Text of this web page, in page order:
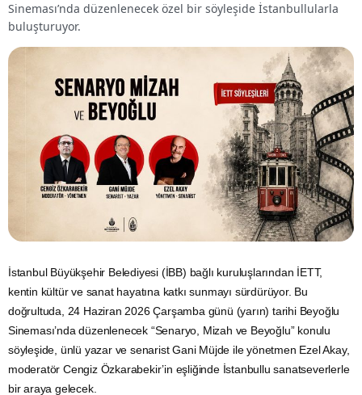
Sineması’nda düzenlenecek özel bir söyleşide İstanbullularla
buluşturuyor.
İstanbul Büyükşehir Belediyesi (İBB) bağlı kuruluşlarından İETT,
kentin kültür ve sanat hayatına katkı sunmayı sürdürüyor. Bu
doğrultuda, 24 Haziran 2026 Çarşamba günü (yarın) tarihi Beyoğlu
Sineması’nda düzenlenecek “Senaryo, Mizah ve Beyoğlu” konulu
söyleşide, ünlü yazar ve senarist Gani Müjde ile yönetmen Ezel Akay,
moderatör Cengiz Özkarabekir’in eşliğinde İstanbullu sanatseverlerle
bir araya gelecek.